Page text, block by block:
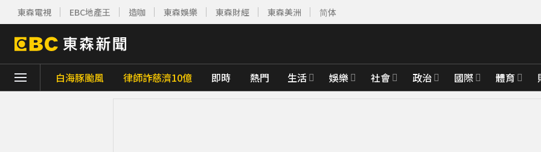
東森電視 EBC地產王 造咖 東森娛樂 東森財經 東森美洲 简体
白海豚颱風 律師詐慈濟10億 即時 熱門 生活 娛樂 社會 政治 國際 體育